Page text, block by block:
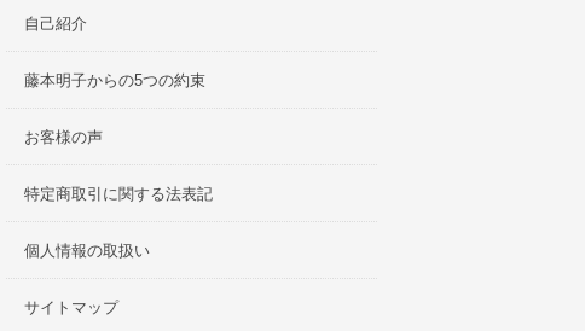
自己紹介
藤本明子からの5つの約束
お客様の声
特定商取引に関する法表記
個人情報の取扱い
サイトマップ